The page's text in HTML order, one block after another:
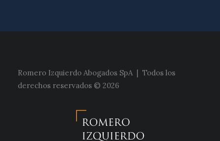
Romero Izquierdo Abogados SpA | Todos los
derechos reservados © 2026